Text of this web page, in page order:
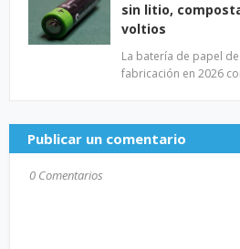
sin litio,
voltios
La batería de papel
fabricación en 2026
Publicar un comentario
0 Comentarios